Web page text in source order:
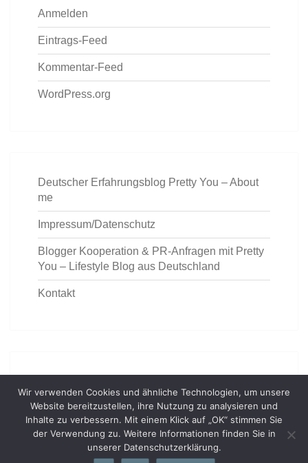
Anmelden
Eintrags-Feed
Kommentar-Feed
WordPress.org
Deutscher Erfahrungsblog Pretty You – About
me
Impressum/Datenschutz
Blogger Kooperation & PR-Anfragen mit Pretty
You – Lifestyle Blog aus Deutschland
Kontakt
Wir verwenden Cookies und ähnliche Technologien, um unsere
Website bereitzustellen, ihre Nutzung zu analysieren und
Inhalte zu verbessern. Mit einem Klick auf „OK“ stimmen Sie
der Verwendung zu. Weitere Informationen finden Sie in
unserer Datenschutzerklärung.